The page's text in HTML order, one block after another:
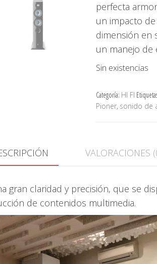
perfecta
un impacto
dimensión en
un manejo de
Sin existencias
Categoría: HI FI
Pioner, sonido de
VALORACIONES
gran claridad y precisión, que se
de contenidos multimedia.